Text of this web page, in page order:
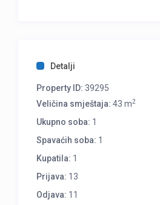
Detalji
Property ID: 39295
Veličina smještaja: 43 m2
Ukupno soba: 1
Spavaćih soba: 1
Kupatila: 1
Prijava: 13
Odjava: 11